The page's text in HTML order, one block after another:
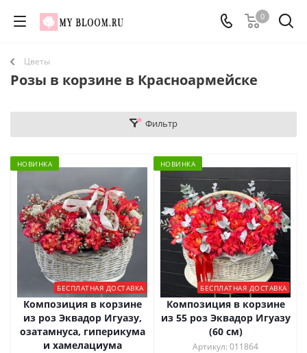
0
Цветы
Розы в корзине в Красноармейске
Фильтр
НОВИНКА
БЕСПЛАТНАЯ ДОСТАВКА
Композиция в корзине
из роз Эквадор Игуазу,
озатамнуса, гиперикума
и хамелациума
НОВИНКА
БЕСПЛАТНАЯ ДОСТАВКА
Композиция в корзине
из 55 роз Эквадор Игуазу
(60 см)
Артикул: 011864